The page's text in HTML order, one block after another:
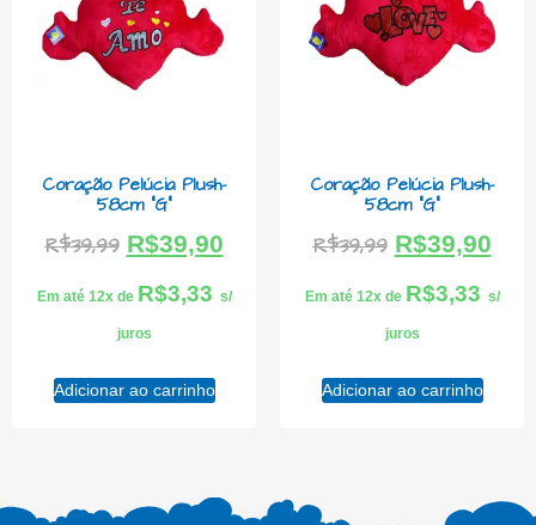
Coração Pelúcia Plush-
58cm “G”
R$39,99 R$39,90
Em até 12x de R$3,33 s/
juros
Adicionar ao carrinho
Coração Pelúcia Plush-
58cm “G”
R$39,99 R$39,90
Em até 12x de R$3,33 s/
juros
Adicionar ao carrinho